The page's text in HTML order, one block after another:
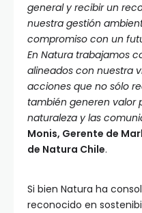
general y recibir un
nuestra gestión
compromiso con un
En Natura trabajamos
alineados con nuestra
acciones que no sólo
también generen valor
naturaleza y las
Monis, Gerente de
de Natura Chile.
Si bien Natura ha
reconocido en